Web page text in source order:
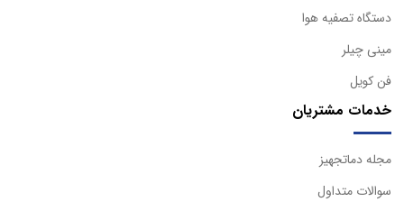
دستگاه تصفيه هوا
مینی چیلر
فن کویل
خدمات مشتریان
مجله دماتجهیز
سوالات متداول